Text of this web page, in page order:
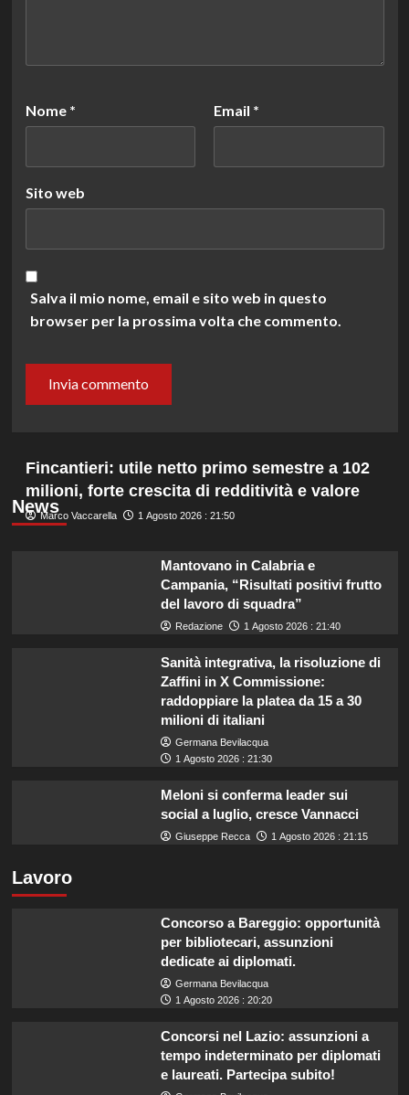
Nome * Email *
Sito web
Salva il mio nome, email e sito web in questo
browser per la prossima volta che commento.
News
Fincantieri: utile netto primo semestre a 102
milioni, forte crescita di redditività e valore
Marco Vaccarella 1 Agosto 2026 : 21:50
Mantovano in Calabria e
Campania, “Risultati positivi frutto
del lavoro di squadra”
Redazione 1 Agosto 2026 : 21:40
Sanità integrativa, la risoluzione di
Zaffini in X Commissione:
raddoppiare la platea da 15 a 30
milioni di italiani
Germana Bevilacqua
1 Agosto 2026 : 21:30
Meloni si conferma leader sui
social a luglio, cresce Vannacci
Giuseppe Recca 1 Agosto 2026 : 21:15
Lavoro
Concorso a Bareggio: opportunità
per bibliotecari, assunzioni
dedicate ai diplomati.
Germana Bevilacqua
1 Agosto 2026 : 20:20
Concorsi nel Lazio: assunzioni a
tempo indeterminato per diplomati
e laureati. Partecipa subito!